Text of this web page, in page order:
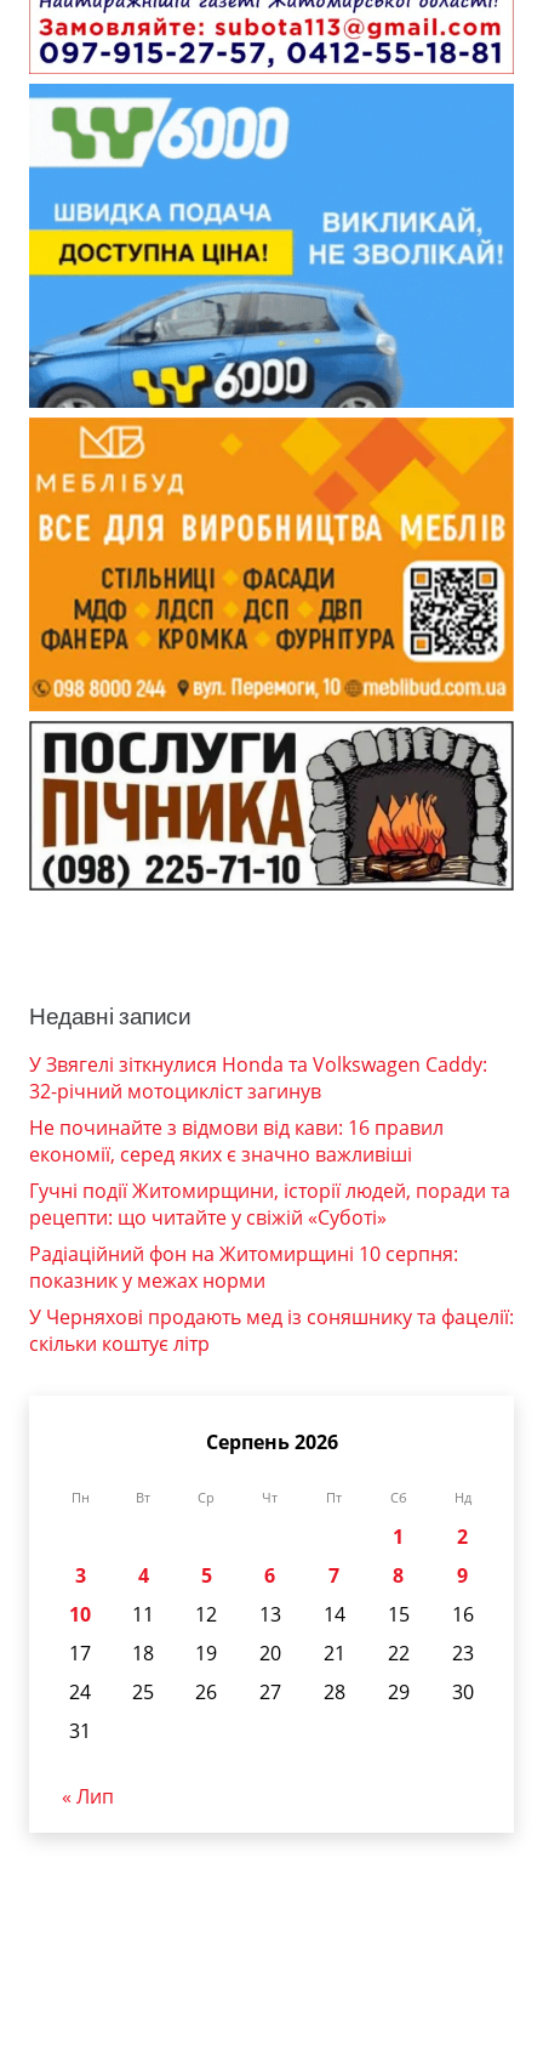
Недавні записи
У Звягелі зіткнулися Honda та Volkswagen Caddy:
32-річний мотоцикліст загинув
Не починайте з відмови від кави: 16 правил
економії, серед яких є значно важливіші
Гучні події Житомирщини, історії людей, поради та
рецепти: що читайте у свіжій «Суботі»
Радіаційний фон на Житомирщині 10 серпня:
показник у межах норми
У Черняхові продають мед із соняшнику та фацелії:
скільки коштує літр
Серпень 2026
Пн Вт Ср Чт Пт Сб Нд
1
2
3
4 5 6 7 8
9
10
11 12 13 14 15
16
17
18 19 20 21 22
23
24
25 26 27 28 29
30
31
« Лип